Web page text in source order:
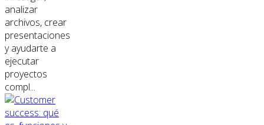
analizar
archivos, crear
presentaciones
y ayudarte a
ejecutar
proyectos
compl...